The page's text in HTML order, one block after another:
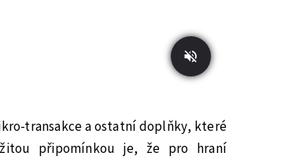
transakce a ostatní doplňky, které
připomínkou je, že pro hraní